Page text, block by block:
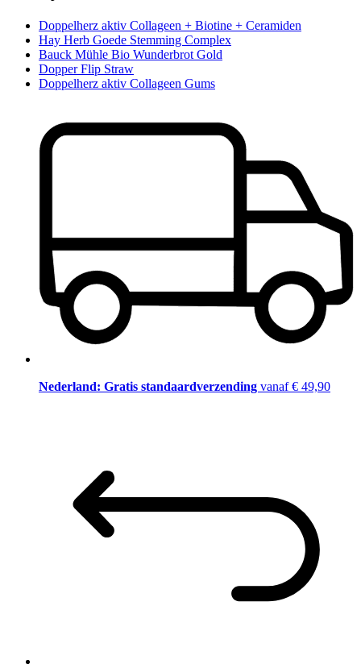
Doppelherz aktiv Collageen + Biotine + Ceramiden
Hay Herb Goede Stemming Complex
Bauck Mühle Bio Wunderbrot Gold
Dopper Flip Straw
Doppelherz aktiv Collageen Gums
Nederland: Gratis standaardverzending vanaf € 49,90